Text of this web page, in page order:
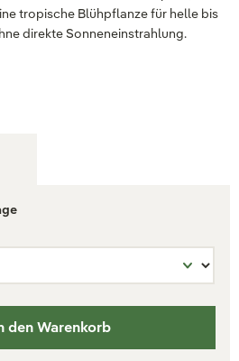
tropische Blühpflanze für helle bis
direkte Sonneneinstrahlung.
den Warenkorb